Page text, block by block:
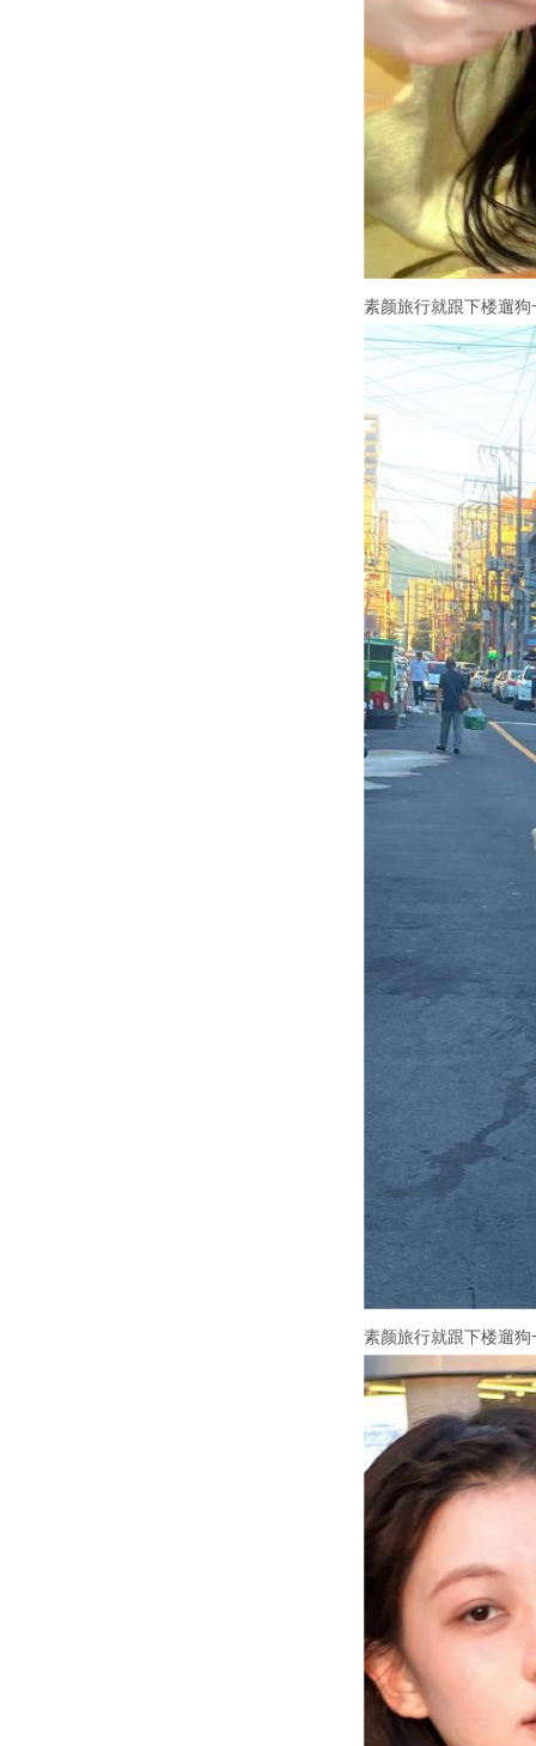
素颜旅行就跟下楼遛狗
素颜旅行就跟下楼遛狗